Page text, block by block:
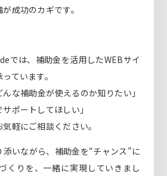
成功のカギです。
では、補助金を活用したWEBサイ
ています。
んな補助金が使えるのか知りたい」
ポートしてほしい」
軽にご相談ください。
添いながら、補助金を“チャンス”に
くりを、一緒に実現していきまし